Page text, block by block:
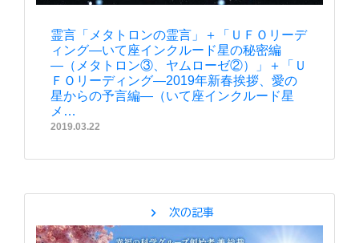
霊言「メタトロンの霊言」＋「ＵＦＯリーデ
ィング―いて座インクルード星の秘密編
―（メタトロン③、ヤムローゼ②）」＋「Ｕ
ＦＯリーディング―2019年新春挨拶、愛の
星からの予言編―（いて座インクルード星
メ…
2019.03.22
chevron_right 次の記事